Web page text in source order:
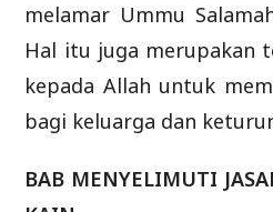
melamar Ummu
Hal itu juga merupakan
kepada Allah untuk
bagi keluarga dan
BAB MENYELIMUTI